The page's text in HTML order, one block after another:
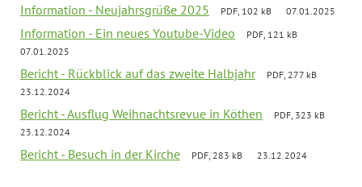
Information - Neujahrsgrüße 2025 PDF, 102 kB 07.01.2025
Information - Ein neues Youtube-Video
PDF, 121 kB
07.01.2025
Bericht - Rückblick auf das zweite Halbjahr
PDF, 277 kB
23.12.2024
Bericht - Ausflug Weihnachtsrevue in Köthen
PDF, 323 kB
23.12.2024
Bericht - Besuch in der Kirche PDF, 283 kB 23.12.2024